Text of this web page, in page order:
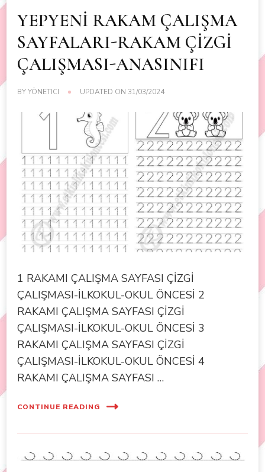
YEPYENİ RAKAM ÇALIŞMA
SAYFALARI-RAKAM ÇİZGİ
ÇALIŞMASI-ANASINIFI
BYYÖNETICI UPDATED ON 31/03/2024
1 RAKAMI ÇALIŞMA SAYFASI ÇİZGİ
ÇALIŞMASI-İLKOKUL-OKUL ÖNCESİ 2
RAKAMI ÇALIŞMA SAYFASI ÇİZGİ
ÇALIŞMASI-İLKOKUL-OKUL ÖNCESİ 3
RAKAMI ÇALIŞMA SAYFASI ÇİZGİ
ÇALIŞMASI-İLKOKUL-OKUL ÖNCESİ 4
RAKAMI ÇALIŞMA SAYFASI …
CONTINUE READING